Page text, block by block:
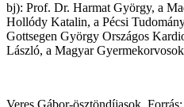
bj): Prof. Dr. Harmat György, a
Hollódy Katalin, a Pécsi
Gottsegen György Országos
László, a Magyar